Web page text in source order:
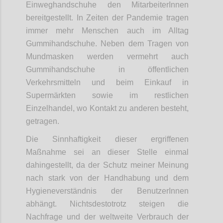
Einweghandschuhe den MitarbeiterInnen
bereitgestellt. In Zeiten der Pandemie tragen
immer mehr Menschen auch im Alltag
Gummihandschuhe. Neben dem Tragen von
Mundmasken werden vermehrt auch
Gummihandschuhe in öffentlichen
Verkehrsmitteln und beim Einkauf in
Supermärkten sowie im restlichen
Einzelhandel, wo Kontakt zu anderen besteht,
getragen.
Die Sinnhaftigkeit dieser ergriffenen
Maßnahme sei an dieser Stelle einmal
dahingestellt, da der Schutz meiner Meinung
nach stark von der Handhabung und dem
Hygieneverständnis der BenutzerInnen
abhängt. Nichtsdestotrotz steigen die
Nachfrage und der weltweite Verbrauch der